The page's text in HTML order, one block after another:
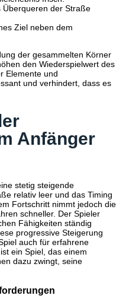
Überqueren der Straße
Ziel neben dem
der gesammelten Körner
den Wiederspielwert des
Elemente und
und verhindert, dass es
Anfänger
stetig steigende
relativ leer und das Timing
Fortschritt nimmt jedoch die
schneller. Der Spieler
Fähigkeiten ständig
progressive Steigerung
auch für erfahrene
ein Spiel, das einem
dazu zwingt, seine